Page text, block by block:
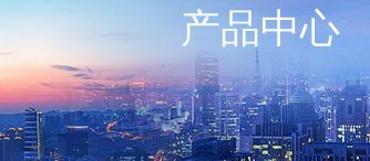
产品中心